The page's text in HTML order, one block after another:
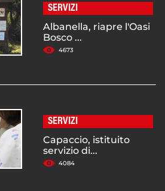
SERVIZI
Albanella, riapre l'Oasi
Bosco ...
4673
SERVIZI
Capaccio, istituito
servizio di...
4084